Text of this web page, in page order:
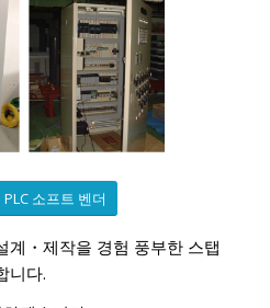
소프트 벤더
계・제작을 경험 풍부한 스탭
니다.